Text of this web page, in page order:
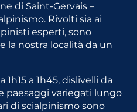
di Saint-Gervais –
Rivolti sia ai
esperti, sono
la nostra località da un
a 1h45, dislivelli da
paesaggi variegati lungo
di scialpinismo sono